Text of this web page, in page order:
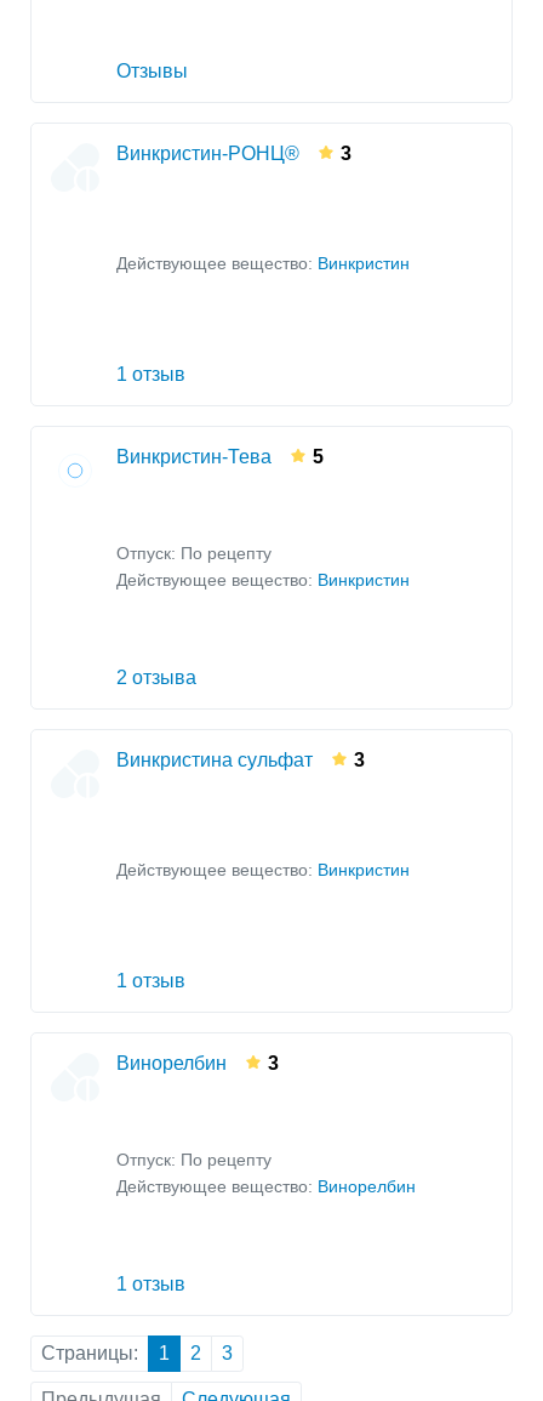
Отзывы
Винкристин-РОНЦ® 3
Действующее вещество: Винкристин
1 отзыв
Винкристин-Тева 5
Отпуск: По рецепту
Действующее вещество: Винкристин
2 отзыва
Винкристина сульфат 3
Действующее вещество: Винкристин
1 отзыв
Винорелбин 3
Отпуск: По рецепту
Действующее вещество: Винорелбин
1 отзыв
Страницы: 1 2 3